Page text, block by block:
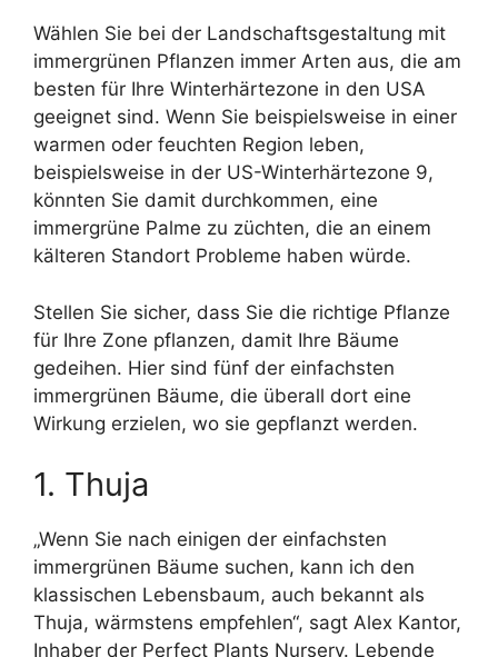
Wählen Sie bei der Landschaftsgestaltung mit
immergrünen Pflanzen immer Arten aus, die am
besten für Ihre Winterhärtezone in den USA
geeignet sind. Wenn Sie beispielsweise in einer
warmen oder feuchten Region leben,
beispielsweise in der US-Winterhärtezone 9,
könnten Sie damit durchkommen, eine
immergrüne Palme zu züchten, die an einem
kälteren Standort Probleme haben würde.
Stellen Sie sicher, dass Sie die richtige Pflanze
für Ihre Zone pflanzen, damit Ihre Bäume
gedeihen. Hier sind fünf der einfachsten
immergrünen Bäume, die überall dort eine
Wirkung erzielen, wo sie gepflanzt werden.
1. Thuja
„Wenn Sie nach einigen der einfachsten
immergrünen Bäume suchen, kann ich den
klassischen Lebensbaum, auch bekannt als
Thuja, wärmstens empfehlen“, sagt Alex Kantor,
Inhaber der Perfect Plants Nursery. Lebende